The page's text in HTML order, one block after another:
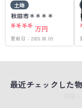
土地
秋田市＊＊＊＊
**** 万円
更新日： 2026.08.09
最近チェックした